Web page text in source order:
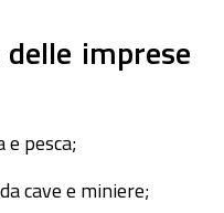
imprese
e pesca;
cave e miniere;